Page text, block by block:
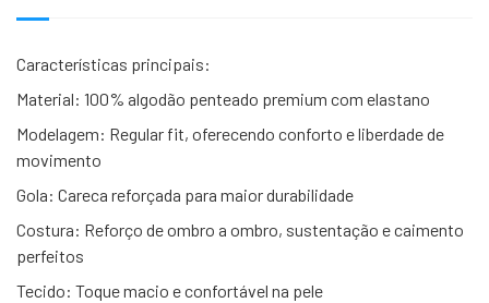
Características principais:
Material: 100% algodão penteado premium com elastano
Modelagem: Regular fit, oferecendo conforto e liberdade de
movimento
Gola: Careca reforçada para maior durabilidade
Costura: Reforço de ombro a ombro, sustentação e caimento
perfeitos
Tecido: Toque macio e confortável na pele